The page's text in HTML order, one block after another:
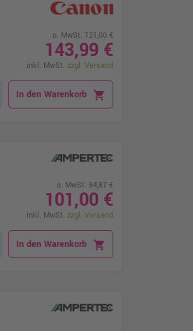
o. MwSt. 121,00 €
143,99 €
inkl. MwSt. zzgl. Versand
In den Warenkorb shopping_cart
o. MwSt. 84,87 €
101,00 €
inkl. MwSt. zzgl. Versand
In den Warenkorb shopping_cart